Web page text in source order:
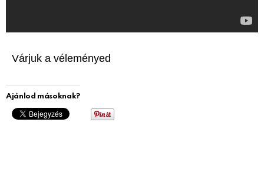
Várjuk a véleményed
Ajánlod másoknak?